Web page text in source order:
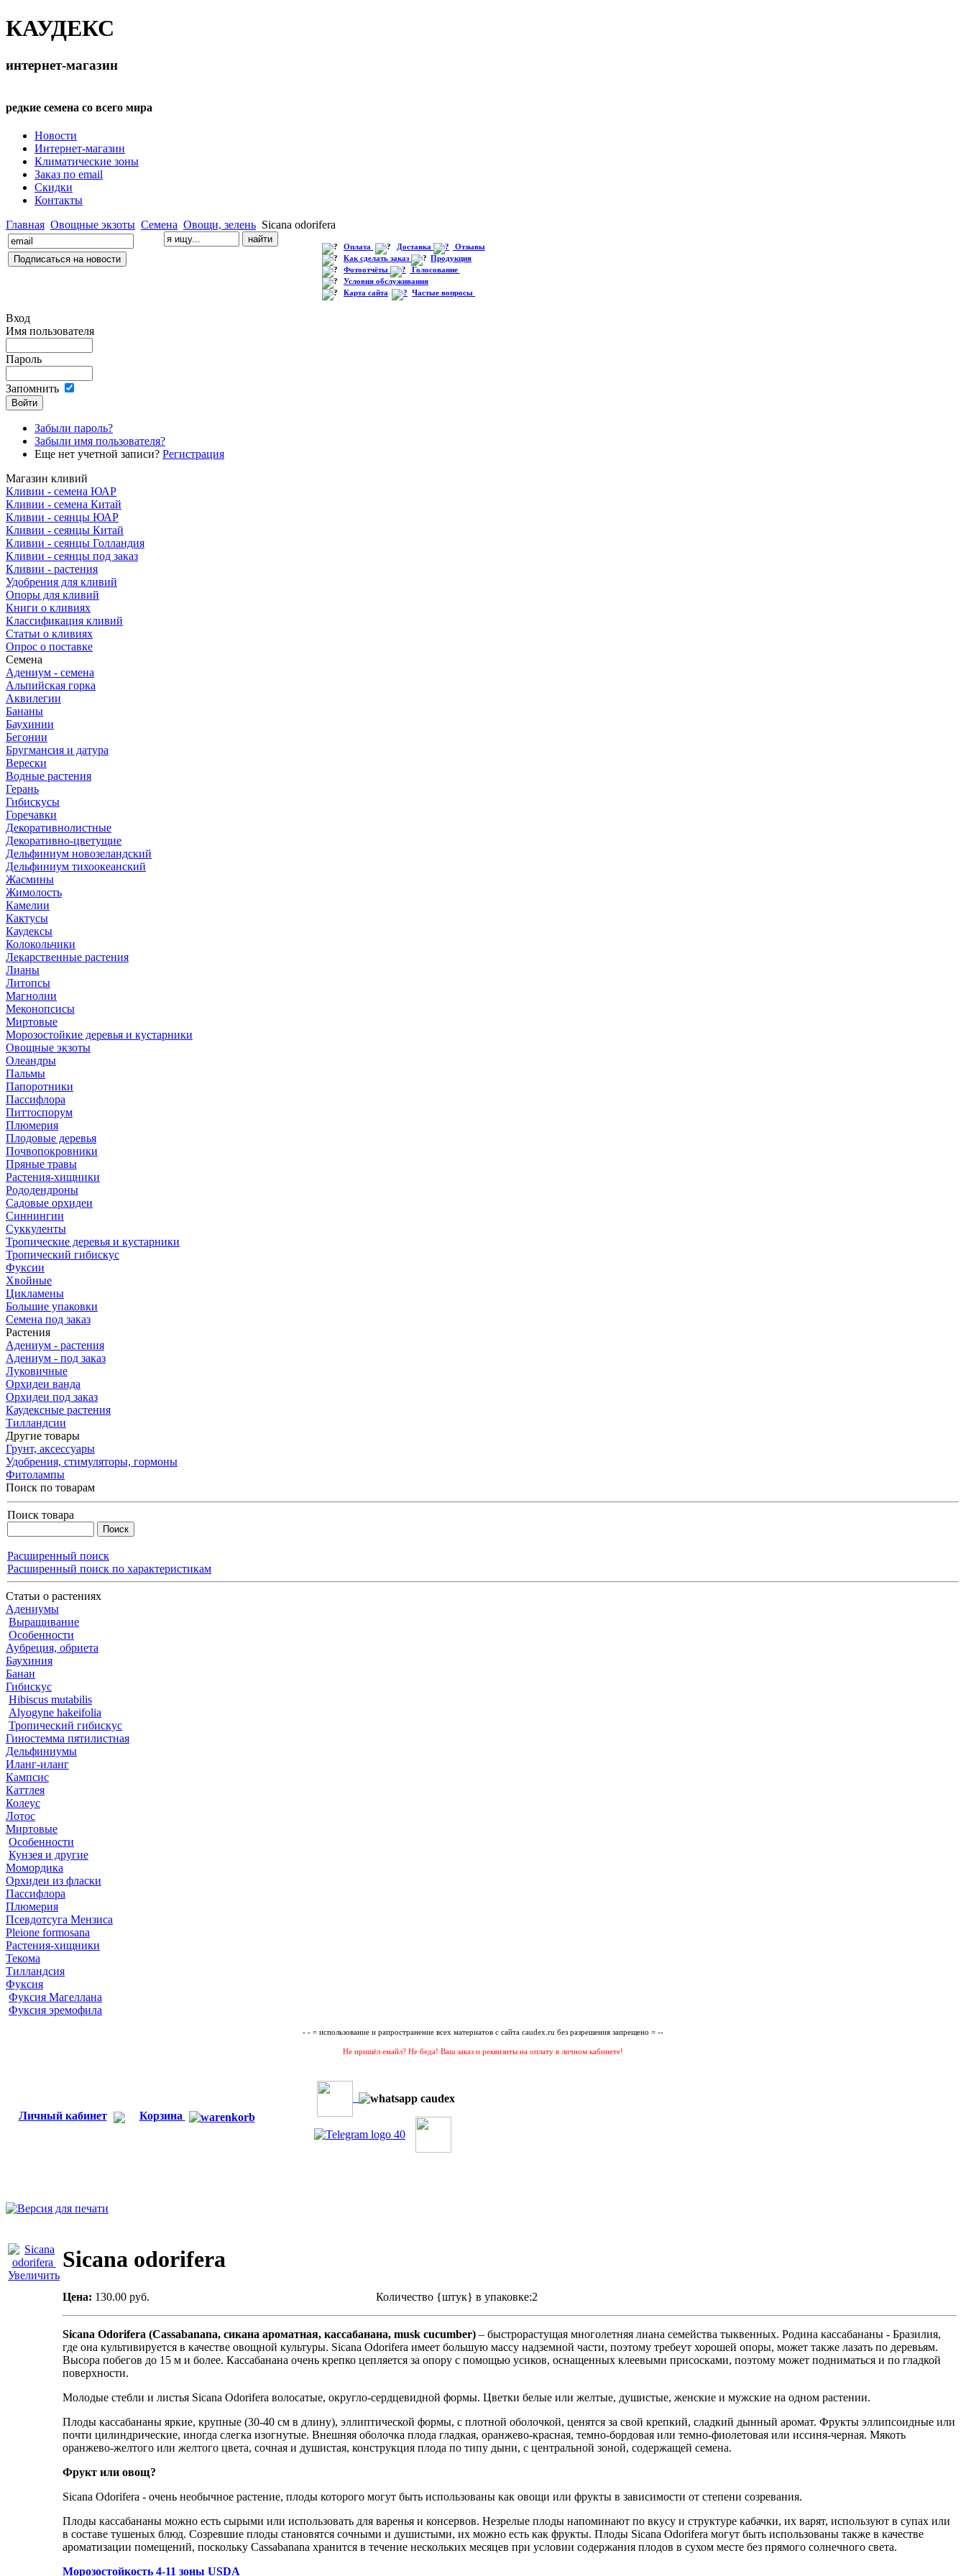
КАУДЕКС
интернет-магазин
редкие семена со всего мира
Новости
Интернет-магазин
Климатические зоны
Заказ по email
Скидки
Контакты
Главная Овощные экзоты Семена Овощи, зелень Sicana odorifera
Оплата Доставка
Отзывы
Как сделать заказ
Продукция
Фотоотчёты
Голосование
Условия обслуживания
Карта сайта
Частые вопросы
Вход
Имя пользователя
Пароль
Запомнить
Забыли пароль?
Забыли имя пользователя?
Еще нет учетной записи? Регистрация
Магазин кливий
Кливии - семена ЮАР
Кливии - семена Китай
Кливии - сеянцы ЮАР
Кливии - сеянцы Китай
Кливии - сеянцы Голландия
Кливии - сеянцы под заказ
Кливии - растения
Удобрения для кливий
Опоры для кливий
Книги о кливиях
Классификация кливий
Статьи о кливиях
Опрос о поставке
Семена
Адениум - семена
Альпийская горка
Аквилегии
Бананы
Баухинии
Бегонии
Бругмансия и датура
Верески
Водные растения
Герань
Гибискусы
Горечавки
Декоративнолистные
Декоративно-цветущие
Дельфиниум новозеландский
Дельфиниум тихоокеанский
Жасмины
Жимолость
Камелии
Кактусы
Каудексы
Колокольчики
Лекарственные растения
Лианы
Литопсы
Магнолии
Меконопсисы
Миртовые
Морозостойкие деревья и кустарники
Овощные экзоты
Олеандры
Пальмы
Папоротники
Пассифлора
Питтоспорум
Плюмерия
Плодовые деревья
Почвопокровники
Пряные травы
Растения-хищники
Рододендроны
Садовые орхидеи
Синнингии
Суккуленты
Тропические деревья и кустарники
Тропический гибискус
Фуксии
Хвойные
Цикламены
Большие упаковки
Семена под заказ
Растения
Адениум - растения
Адениум - под заказ
Луковичные
Орхидеи ванда
Орхидеи под заказ
Каудексные растения
Тилландсии
Другие товары
Грунт, аксессуары
Удобрения, стимуляторы, гормоны
Фитолампы
Поиск по товарам
Поиск товара
Расширенный поиск
Расширенный поиск по характеристикам
Статьи о растениях
Адениумы
Выращивание
Особенности
Аубреция, обриета
Баухиния
Банан
Гибискус
Hibiscus mutabilis
Alyogyne hakeifolia
Тропический гибискус
Гиностемма пятилистная
Дельфиниумы
Иланг-иланг
Кампсис
Каттлея
Колеус
Лотос
Миртовые
Особенности
Кунзея и другие
Момордика
Орхидеи из фласки
Пассифлора
Плюмерия
Псевдотсуга Мензиса
Pleione formosana
Растения-хищники
Текома
Тилландсия
Фуксия
Фуксия Магеллана
Фуксия эремофила
- - = использование и рапространение всех материатов с сайта caudex.ru без разрешения запрещено = --
Не пришёл емайл? Не беда! Ваш заказ и реквизиты на оплату в личном кабинете!
Личный кабинет Корзина
Увеличить
Sicana odorifera
Цена: 130.00 руб. Количество {штук} в упаковке:2
Sicana Odorifera (Cassabanana, сикана ароматная, кассабанана, musk cucumber) – быстрорастущая многолетняя лиана семейства тыквенных. Родина кассабананы - Бразилия,
где она культивируется в качестве овощной культуры. Sicana Odorifera имеет большую массу надземной части, поэтому требеут хорошей опоры, может также лазать по деревьям.
Высора побегов до 15 м и более. Кассабанана очень крепко цепляется за опору с помощью усиков, оснащенных клеевыми присосками, поэтому может подниматься и по гладкой
поверхности.
Молодые стебли и листья Sicana Odorifera волосатые, округло-сердцевидной формы. Цветки белые или желтые, душистые, женские и мужские на одном растении.
Плоды кассабананы яркие, крупные (30-40 см в длину), эллиптической формы, с плотной оболочкой, ценятся за свой крепкий, сладкий дынный аромат. Фрукты эллипсоидные или
почти цилиндрические, иногда слегка изогнутые. Внешняя оболочка плода гладкая, оранжево-красная, темно-бордовая или темно-фиолетовая или иссиня-черная. Мякоть
оранжево-желтого или желтого цвета, сочная и душистая, конструкция плода по типу дыни, с центральной зоной, содержащей семена.
Фрукт или овощ?
Sicana Odorifera - очень необычное растение, плоды которого могут быть использованы как овощи или фрукты в зависимости от степени созревания.
Плоды кассабананы можно есть сырыми или использовать для варенья и консервов. Незрелые плоды напоминают по вкусу и структуре кабачки, их варят, используют в супах или
в составе тушеных блюд. Созревшие плоды становятся сочными и душистыми, их можно есть как фрукты. Плоды Sicana Odorifera могут быть использованы также в качестве
ароматизации помещений, поскольку Cassabanana хранится в течение нескольких месяцев при условии содержания плодов в сухом месте без прямого солнечного света.
Морозостойкость 4-11 зоны USDA